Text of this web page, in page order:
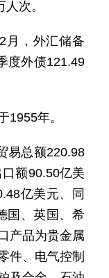
次。
月，外汇储备
度外债121.49
1955年。
易总额220.98
额90.50亿美
亿美元、同
国、英国、希
产品为贵金属
件、电气控制